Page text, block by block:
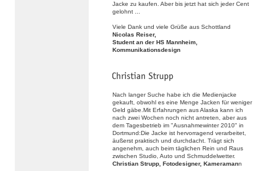
Jacke zu kaufen. Aber bis jetzt hat sich jeder Cent
gelohnt ...
Viele Dank und viele Grüße aus Schottland
Nicolas Reiser,
Student an der HS Mannheim,
Kommunikationsdesign
Nach langer Suche habe ich die Medienjacke
gekauft, obwohl es eine Menge Jacken für weniger
Geld gäbe.Mit Erfahrungen aus Alaska kann ich
nach zwei Wochen noch nicht antreten, aber aus
dem Tagesbetrieb im "Ausnahmewinter 2010" in
Dortmund:Die Jacke ist hervorragend verarbeitet,
äußerst praktisch und durchdacht. Trägt sich
angenehm, auch beim täglichen Rein und Raus
zwischen Studio, Auto und Schmuddelwetter.
Christian Strupp, Fotodesigner, Kameramann